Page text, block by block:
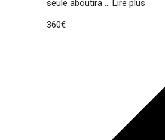
seule aboutira ... Lire plus
360€